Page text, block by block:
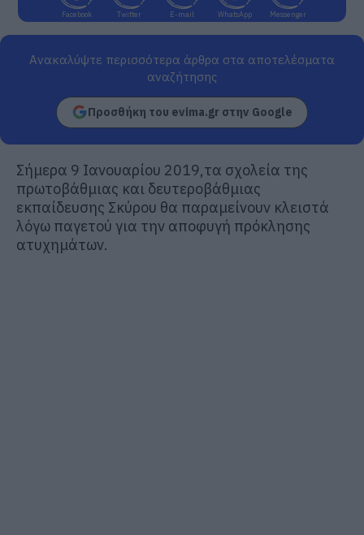
Facebook Twitter E-mail WhatsApp Messenger
Ανακαλύψτε περισσότερα άρθρα στα αποτελέσματα
αναζήτησης
Προσθήκη του evima.gr στην Google
Σήμερα 9 Ιανουαρίου 2019,τα σχολεία της
πρωτοβάθμιας και δευτεροβάθμιας
εκπαίδευσης Σκύρου θα παραμείνουν κλειστά
λόγω παγετού για την αποφυγή πρόκλησης
ατυχημάτων.